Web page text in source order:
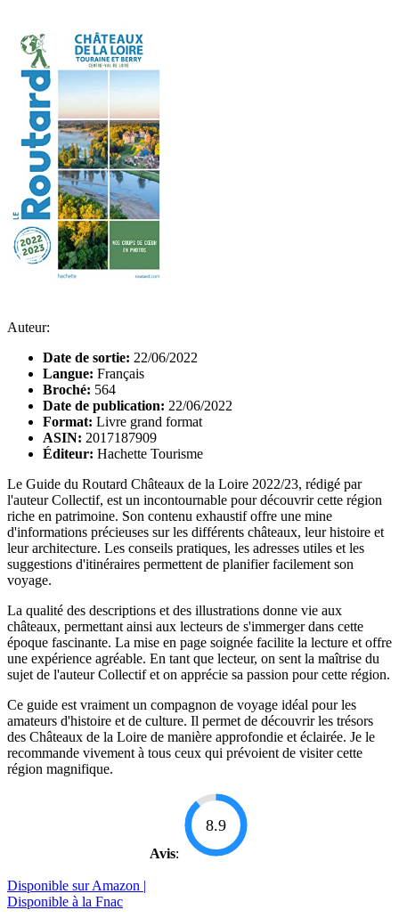
Auteur:
Date de sortie: 22/06/2022
Langue: Français
Broché: 564
Date de publication: 22/06/2022
Format: Livre grand format
ASIN: 2017187909
Éditeur: Hachette Tourisme
Le Guide du Routard Châteaux de la Loire 2022/23, rédigé par
l'auteur Collectif, est un incontournable pour découvrir cette région
riche en patrimoine. Son contenu exhaustif offre une mine
d'informations précieuses sur les différents châteaux, leur histoire et
leur architecture. Les conseils pratiques, les adresses utiles et les
suggestions d'itinéraires permettent de planifier facilement son
voyage.
La qualité des descriptions et des illustrations donne vie aux
châteaux, permettant ainsi aux lecteurs de s'immerger dans cette
époque fascinante. La mise en page soignée facilite la lecture et offre
une expérience agréable. En tant que lecteur, on sent la maîtrise du
sujet de l'auteur Collectif et on apprécie sa passion pour cette région.
Ce guide est vraiment un compagnon de voyage idéal pour les
amateurs d'histoire et de culture. Il permet de découvrir les trésors
des Châteaux de la Loire de manière approfondie et éclairée. Je le
recommande vivement à tous ceux qui prévoient de visiter cette
région magnifique.
Avis:
8.9
Disponible sur Amazon |
Disponible à la Fnac